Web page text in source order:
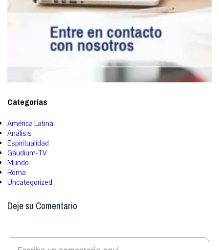
Categorías
América Latina
Análisis
Espiritualidad
Gaudium-TV
Mundo
Roma
Uncategorized
Deje su Comentario